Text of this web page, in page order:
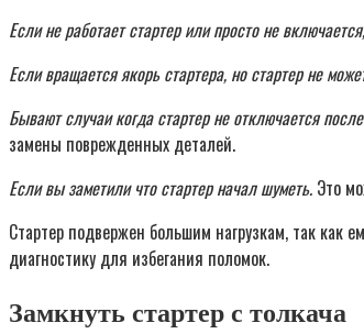
Если не работает стартер или просто не включается,
Если вращается якорь стартера, но стартер не
Бывают случаи когда стартер не отключается
замены поврежденных деталей.
Если вы заметили что стартер начал шуметь. Это
Стартер подвержен большим нагрузкам, так как
диагностику для избегания поломок.
Замкнуть стартер с толкача